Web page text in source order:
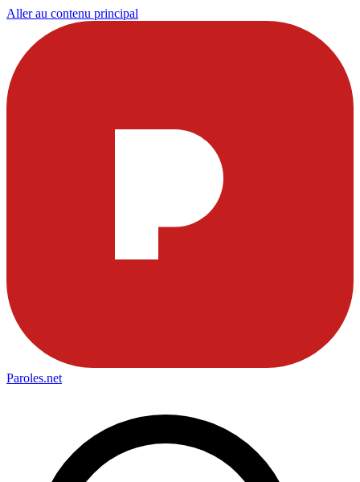
Aller au contenu principal
Paroles.net